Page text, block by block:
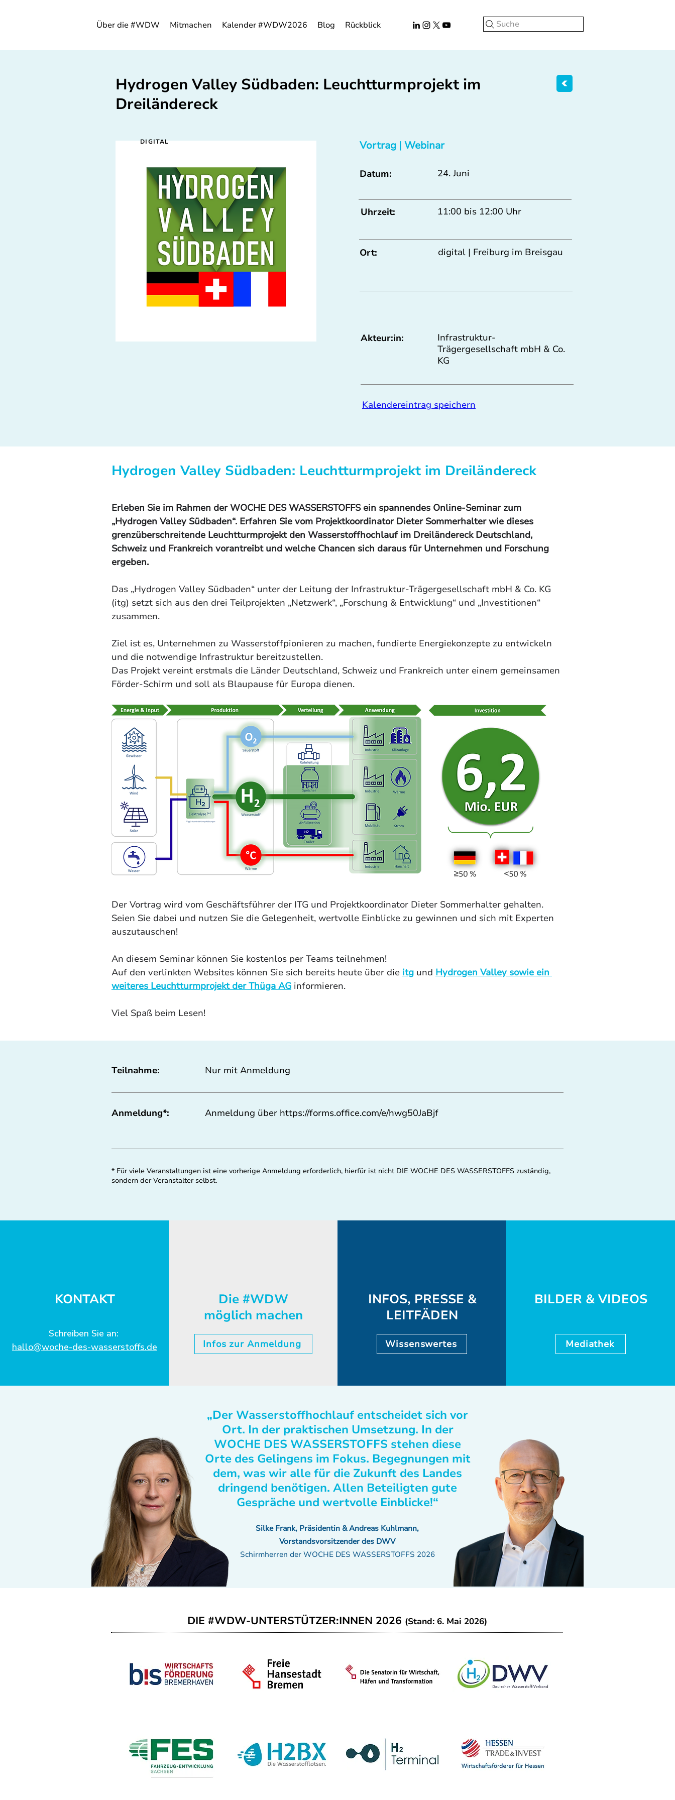
Über die #WDW Mitmachen Kalender #WDW2026 Blog Rückblick Suche
Hydrogen Valley Südbaden: Leuchtturmprojekt im
Dreiländereck
DIGITAL Vortrag | Webinar
Datum: 24. Juni
Uhrzeit: 11:00 bis 12:00 Uhr
Ort: digital | Freiburg im Breisgau
Akteur:in:
Infrastruktur-
Trägergesellschaft mbH & Co.
KG
Kalendereintrag speichern
Hydrogen Valley Südbaden: Leuchtturmprojekt im Dreiländereck
Erleben Sie im Rahmen der WOCHE DES WASSERSTOFFS ein spannendes Online-Seminar zum
„Hydrogen Valley Südbaden“. Erfahren Sie vom Projektkoordinator Dieter Sommerhalter wie dieses
grenzüberschreitende Leuchtturmprojekt den Wasserstoffhochlauf im Dreiländereck Deutschland,
Schweiz und Frankreich vorantreibt und welche Chancen sich daraus für Unternehmen und Forschung
ergeben.
Das „Hydrogen Valley Südbaden“ unter der Leitung der Infrastruktur-Trägergesellschaft mbH & Co. KG
(itg) setzt sich aus den drei Teilprojekten „Netzwerk“, „Forschung & Entwicklung“ und „Investitionen“
zusammen.
Ziel ist es, Unternehmen zu Wasserstoffpionieren zu machen, fundierte Energiekonzepte zu entwickeln
und die notwendige Infrastruktur bereitzustellen.
Das Projekt vereint erstmals die Länder Deutschland, Schweiz und Frankreich unter einem gemeinsamen
Förder-Schirm und soll als Blaupause für Europa dienen.
Der Vortrag wird vom Geschäftsführer der ITG und Projektkoordinator Dieter Sommerhalter gehalten.
Seien Sie dabei und nutzen Sie die Gelegenheit, wertvolle Einblicke zu gewinnen und sich mit Experten
auszutauschen!
An diesem Seminar können Sie kostenlos per Teams teilnehmen!
Auf den verlinkten Websites können Sie sich bereits heute über die itg und Hydrogen Valley sowie ein
weiteres Leuchtturmprojekt der Thüga AG informieren.
Viel Spaß beim Lesen!
Teilnahme: Nur mit Anmeldung
Anmeldung*: Anmeldung über https://forms.office.com/e/hwg50JaBjf
* Für viele Veranstaltungen ist eine vorherige Anmeldung erforderlich, hierfür ist nicht DIE WOCHE DES WASSERSTOFFS zuständig,
sondern der Veranstalter selbst.
KONTAKT
Schreiben Sie an:
hallo@woche-des-wasserstoffs.de
Die #WDW
möglich machen
Infos zur Anmeldung
INFOS, PRESSE &
LEITFÄDEN
Wissenswertes
BILDER & VIDEOS
Mediathek
„Der Wasserstoffhochlauf entscheidet sich vor
Ort. In der praktischen Umsetzung. In der
WOCHE DES WASSERSTOFFS stehen diese
Orte des Gelingens im Fokus. Begegnungen mit
dem, was wir alle für die Zukunft des Landes
dringend benötigen. Allen Beteiligten gute
Gespräche und wertvolle Einblicke!“
Silke Frank, Präsidentin & Andreas Kuhlmann,
Vorstandsvorsitzender des DWV
Schirmherren der WOCHE DES WASSERSTOFFS 2026
DIE #WDW-UNTERSTÜTZER:INNEN 2026 (Stand: 6. Mai 2026)